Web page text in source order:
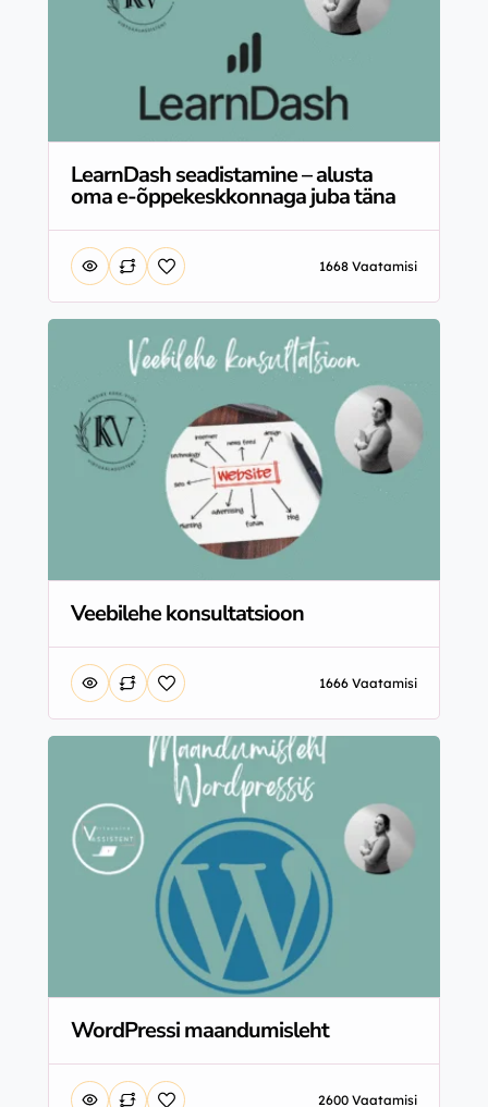
LearnDash seadistamine – alusta
oma e-õppekeskkonnaga juba täna
1668 Vaatamisi
Veebilehe konsultatsioon
1666 Vaatamisi
WordPressi maandumisleht
2600 Vaatamisi